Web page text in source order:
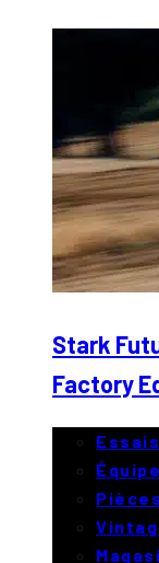
Stark
Factory
Essais